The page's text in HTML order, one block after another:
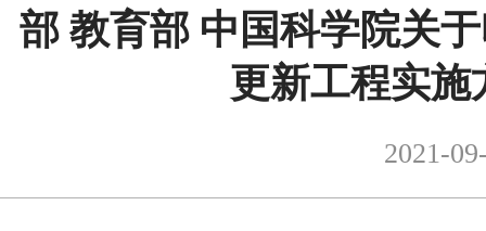
部 教育部 中国科学院关
更新工程实施
2021-